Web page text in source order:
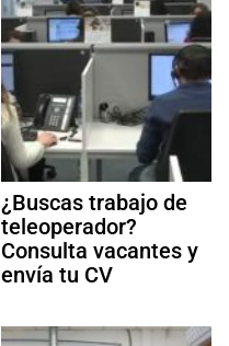
¿Buscas trabajo de
teleoperador?
Consulta vacantes y
envía tu CV